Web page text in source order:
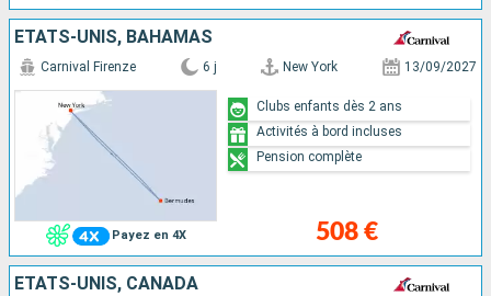
ÉTATS-UNIS, BAHAMAS
Payez en 4X
Carnival Firenze 6 j New York 13/09/2027
508 €
Clubs enfants dès 2 ans
Activités à bord incluses
Pension complète
ÉTATS-UNIS, CANADA